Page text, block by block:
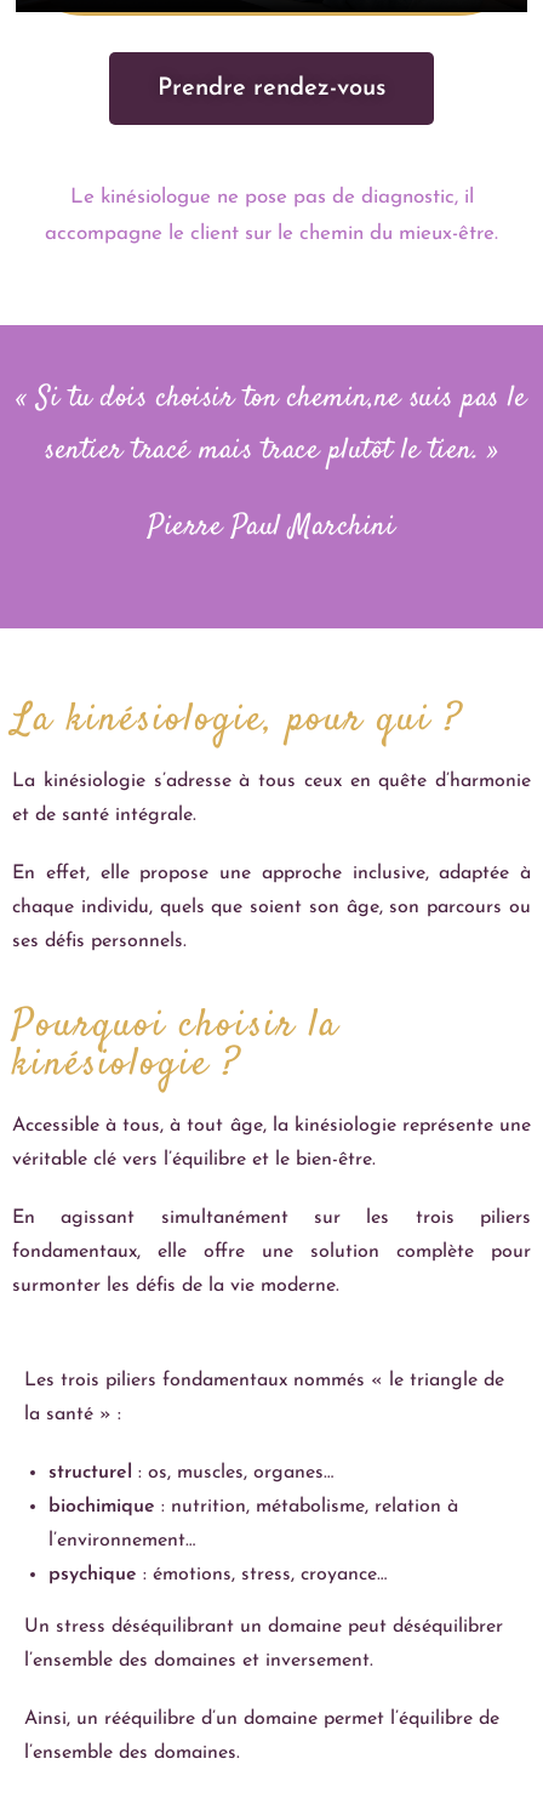
Prendre rendez-vous
Le kinésiologue ne pose pas de diagnostic, il
accompagne le client sur le chemin du mieux-être.
« Si tu dois choisir ton chemin,ne suis pas le
sentier tracé mais trace plutôt le tien. »
Pierre Paul Marchini
La kinésiologie, pour qui ?
La kinésiologie s’adresse à tous ceux en quête d’harmonie
et de santé intégrale.
En effet, elle propose une approche inclusive, adaptée à
chaque individu, quels que soient son âge, son parcours ou
ses défis personnels.
Pourquoi choisir la
kinésiologie ?
Accessible à tous, à tout âge, la kinésiologie représente une
véritable clé vers l’équilibre et le bien-être.
En agissant simultanément sur les trois piliers
fondamentaux, elle offre une solution complète pour
surmonter les défis de la vie moderne.
Les trois piliers fondamentaux nommés « le triangle de
la santé » :
structurel
: os, muscles, organes…
biochimique : nutrition, métabolisme, relation à
l’environnement…
psychique : émotions, stress, croyance…
Un stress déséquilibrant un domaine peut déséquilibrer
l’ensemble des domaines et inversement.
Ainsi, un rééquilibre d’un domaine permet l’équilibre de
l’ensemble des domaines.